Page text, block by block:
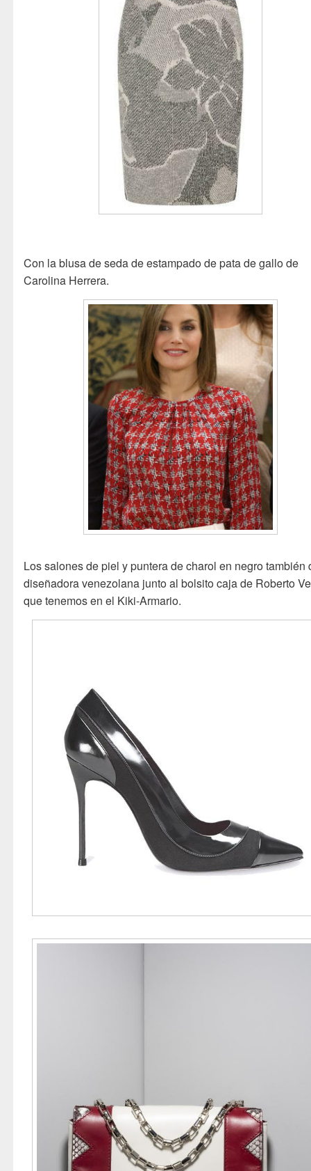
Con la blusa de seda de estampado de pata de gallo de
Carolina Herrera.
Los salones de piel y puntera de charol en negro también
diseñadora venezolana junto al bolsito caja de Roberto
que tenemos en el Kiki-Armario.